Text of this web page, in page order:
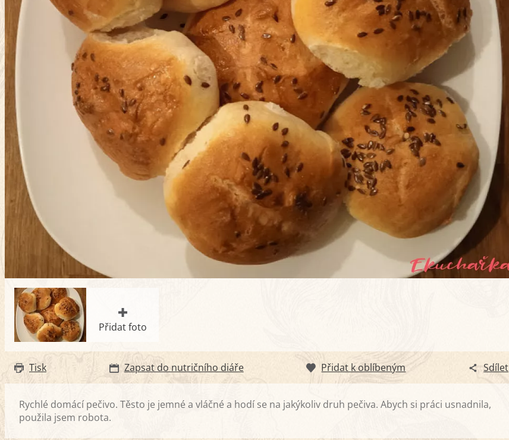
Přidat foto
Tisk Zapsat do nutričního diáře Přidat k oblíbeným Sdílet
Rychlé domácí pečivo. Těsto je jemné a vláčné a hodí se na jakýkoliv druh pečiva. Abych si práci usnadnila,
použila jsem robota.